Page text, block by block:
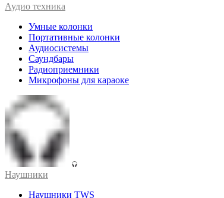
Аудио техника
Умные колонки
Портативные колонки
Аудиосистемы
Саундбары
Радиоприемники
Микрофоны для караоке
Наушники
Наушники TWS